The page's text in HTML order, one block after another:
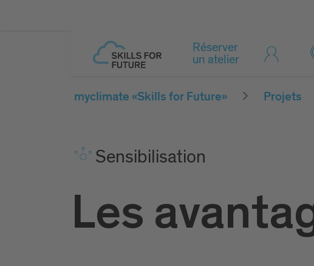
Réserver
un atelier
myclimate «Skills for Future» Projets
Sensibilisation
Les